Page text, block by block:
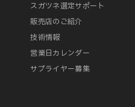
スガツネ選定サポート
販売店のご紹介
技術情報
営業日カレンダー
サプライヤー募集